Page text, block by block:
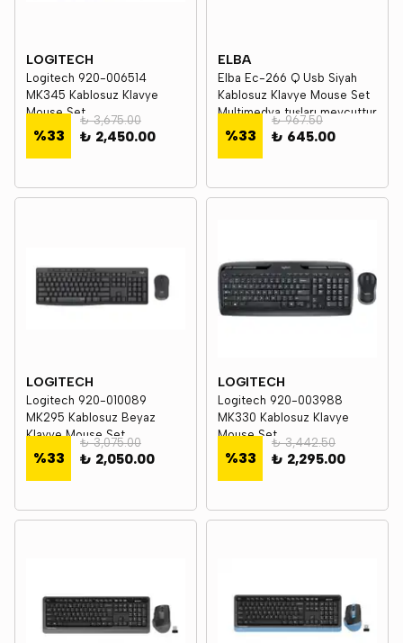
LOGITECH
Logitech 920-006514
MK345 Kablosuz Klavye
Mouse Set
%33
₺ 3,675.00
₺ 2,450.00
ELBA
Elba Ec-266 Q Usb Siyah
Kablosuz Klavye Mouse Set
Multimedya tuşları mevcuttur
%33
₺ 967.50
₺ 645.00
LOGITECH
Logitech 920-010089
MK295 Kablosuz Beyaz
Klavye Mouse Set
%33
₺ 3,075.00
₺ 2,050.00
LOGITECH
Logitech 920-003988
MK330 Kablosuz Klavye
Mouse Set
%33
₺ 3,442.50
₺ 2,295.00